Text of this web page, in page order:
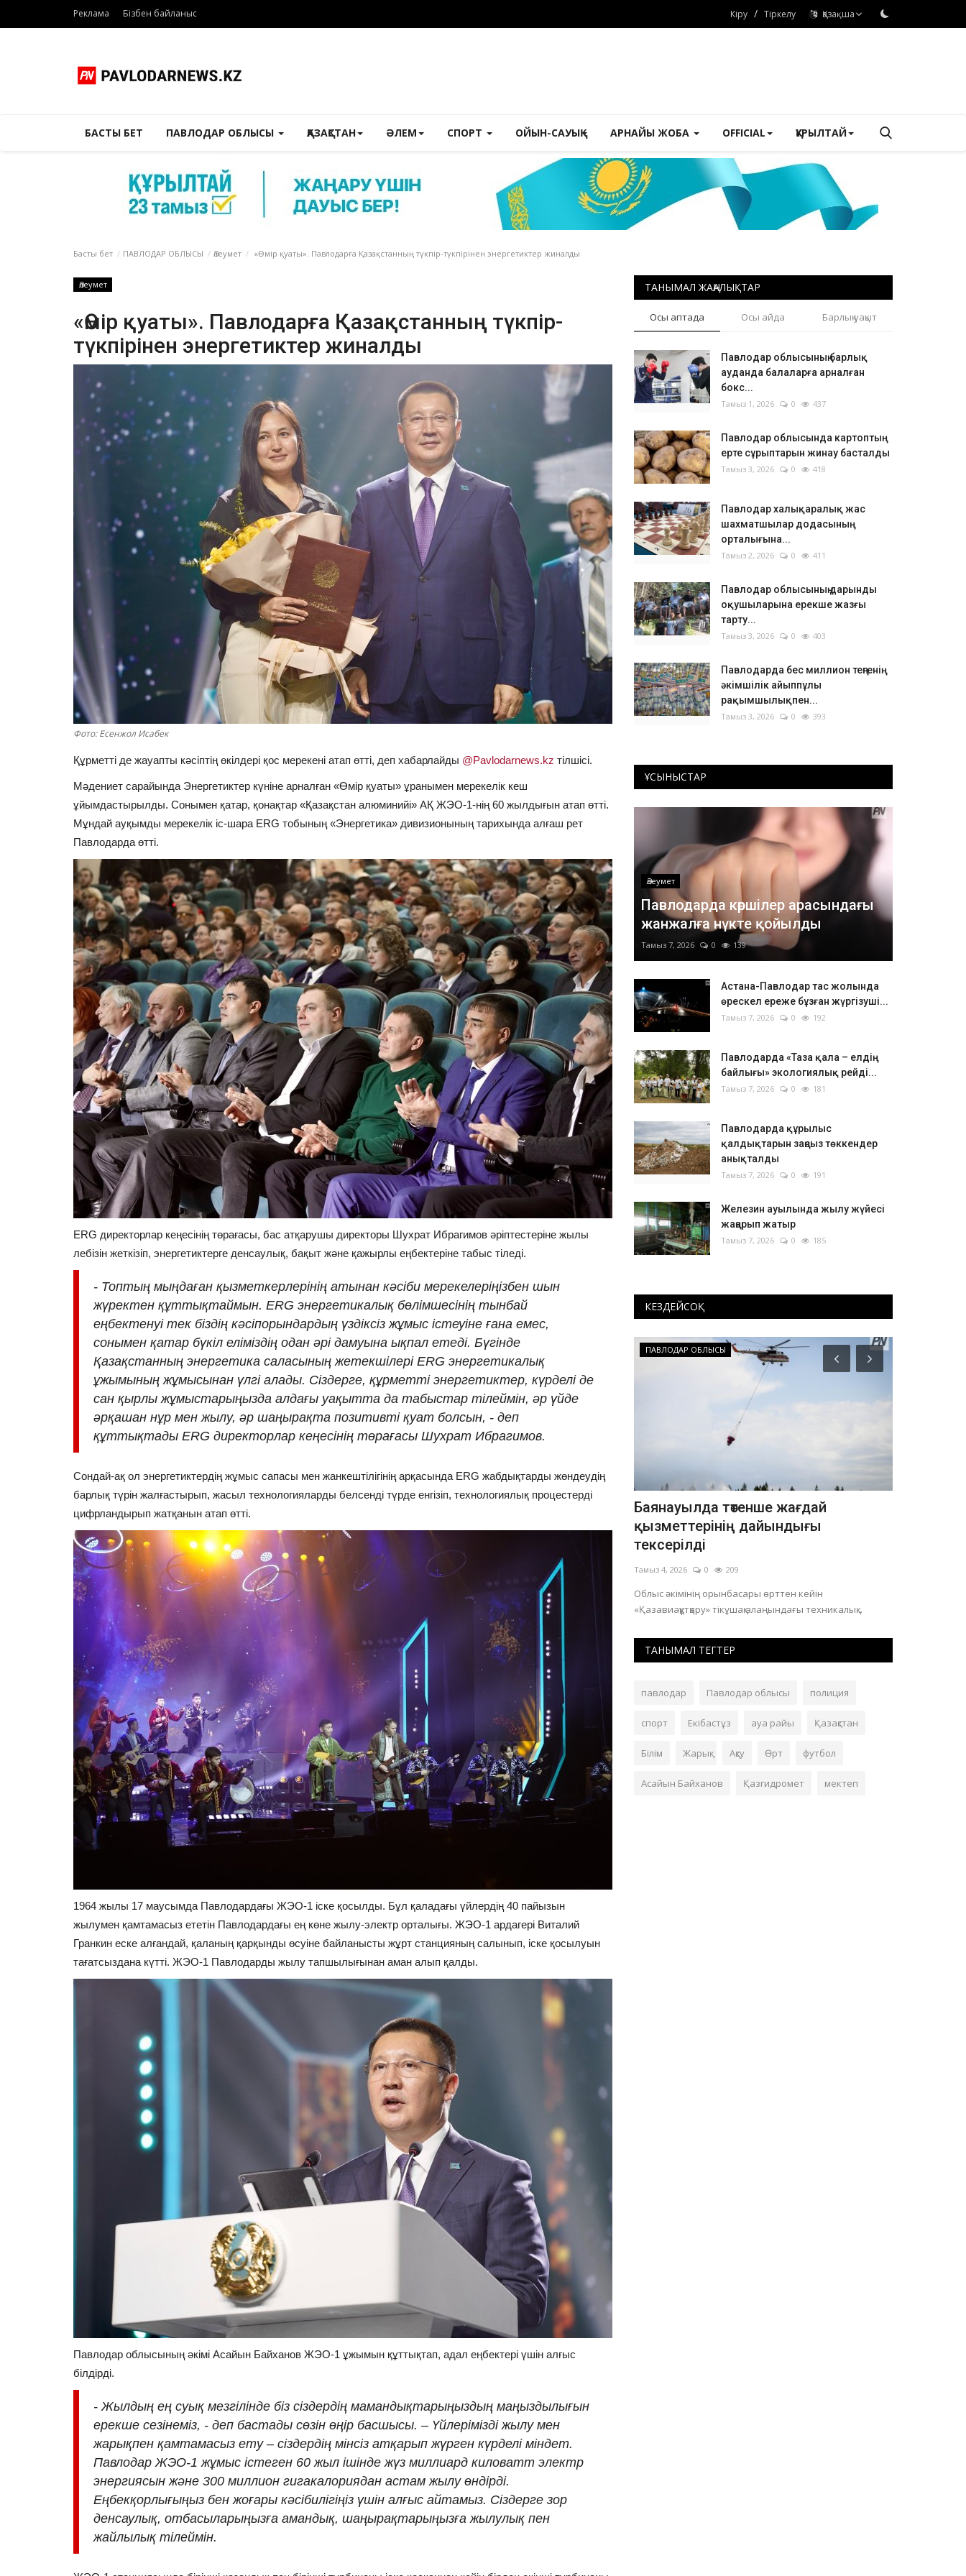
Реклама Бізбен байланыс Кіру / Тіркелу Қазақша
БАСТЫ БЕТ ПАВЛОДАР ОБЛЫСЫ ҚАЗАҚСТАН ӘЛЕМ СПОРТ ОЙЫН-САУЫҚ АРНАЙЫ ЖОБА OFFICIAL ҚҰРЫЛТАЙ
Басты бет ПАВЛОДАР ОБЛЫСЫ Әлеумет «Өмір қуаты». Павлодарға Қазақстанның түкпір-түкпірінен энергетиктер жиналды
Әлеумет
«Өмір қуаты». Павлодарға Қазақстанның түкпір-
түкпірінен энергетиктер жиналды
Фото: Есенжол Исабек
Құрметті де жауапты кәсіптің өкілдері қос мерекені атап өтті, деп хабарлайды @Pavlodarnews.kz тілшісі.
Мәдениет сарайында Энергетиктер күніне арналған «Өмір қуаты» ұранымен мерекелік кеш
ұйымдастырылды. Сонымен қатар, қонақтар «Қазақстан алюминийі» АҚ ЖЭО-1-нің 60 жылдығын атап өтті.
Мұндай ауқымды мерекелік іс-шара ERG тобының «Энергетика» дивизионының тарихында алғаш рет
Павлодарда өтті.
ERG директорлар кеңесінің төрағасы, бас атқарушы директоры Шухрат Ибрагимов әріптестеріне жылы
лебізін жеткізіп, энергетиктерге денсаулық, бақыт және қажырлы еңбектеріне табыс тіледі.
- Топтың мыңдаған қызметкерлерінің атынан кәсіби мерекелеріңізбен шын
жүректен құттықтаймын. ERG энергетикалық бөлімшесінің тынбай
еңбектенуі тек біздің кәсіпорындардың үздіксіз жұмыс істеуіне ғана емес,
сонымен қатар бүкіл еліміздің одан әрі дамуына ықпал етеді. Бүгінде
Қазақстанның энергетика саласының жетекшілері ERG энергетикалық
ұжымының жұмысынан үлгі алады. Сіздерге, құрметті энергетиктер, күрделі де
сан қырлы жұмыстарыңызда алдағы уақытта да табыстар тілеймін, әр үйде
әрқашан нұр мен жылу, әр шаңырақта позитивті қуат болсын, - деп
құттықтады ERG директорлар кеңесінің төрағасы Шухрат Ибрагимов.
Сондай-ақ ол энергетиктердің жұмыс сапасы мен жанкештілігінің арқасында ERG жабдықтарды жөндеудің
барлық түрін жалғастырып, жасыл технологияларды белсенді түрде енгізіп, технологиялық процестерді
цифрландырып жатқанын атап өтті.
1964 жылы 17 маусымда Павлодардағы ЖЭО-1 іске қосылды. Бұл қаладағы үйлердің 40 пайызын
жылумен қамтамасыз ететін Павлодардағы ең көне жылу-электр орталығы. ЖЭО-1 ардагері Виталий
Гранкин еске алғандай, қаланың қарқынды өсуіне байланысты жұрт станцияның салынып, іске қосылуын
тағатсыздана күтті. ЖЭО-1 Павлодарды жылу тапшылығынан аман алып қалды.
Павлодар облысының әкімі Асайын Байханов ЖЭО-1 ұжымын құттықтап, адал еңбектері үшін алғыс
білдірді.
- Жылдың ең суық мезгілінде біз сіздердің мамандықтарыңыздың маңыздылығын
ерекше сезінеміз, - деп бастады сөзін өңір басшысы. – Үйлерімізді жылу мен
жарықпен қамтамасыз ету – сіздердің мінсіз атқарып жүрген күрделі міндет.
Павлодар ЖЭО-1 жұмыс істеген 60 жыл ішінде жүз миллиард киловатт электр
энергиясын және 300 миллион гигакалориядан астам жылу өндірді.
Еңбекқорлығыңыз бен жоғары кәсібилігіңіз үшін алғыс айтамыз. Сіздерге зор
денсаулық, отбасыларыңызға амандық, шаңырақтарыңызға жылулық пен
жайлылық тілеймін.
ТАНЫМАЛ ЖАҢАЛЫҚТАР
Осы аптада Осы айда Барлық уақыт
Павлодар облысының барлық
ауданда балаларға арналған
бокс...
Тамыз 1, 2026 0 437
Павлодар облысында картоптың
ерте сұрыптарын жинау басталды
Тамыз 3, 2026 0 418
Павлодар халықаралық жас
шахматшылар додасының
орталығына...
Тамыз 2, 2026 0 411
Павлодар облысының дарынды
оқушыларына ерекше жазғы
тарту...
Тамыз 3, 2026 0 403
Павлодарда бес миллион теңгенің
әкімшілік айыппұлы
рақымшылықпен...
Тамыз 3, 2026 0 393
ҰСЫНЫСТАР
Әлеумет
Павлодарда көршілер арасындағы
жанжалға нүкте қойылды
Тамыз 7, 2026 0 139
Астана-Павлодар тас жолында
өрескел ереже бұзған жүргізуші...
Тамыз 7, 2026 0 192
Павлодарда «Таза қала – елдің
байлығы» экологиялық рейді...
Тамыз 7, 2026 0 181
Павлодарда құрылыс
қалдықтарын заңсыз төккендер
анықталды
Тамыз 7, 2026 0 191
Железин ауылында жылу жүйесі
жаңарып жатыр
Тамыз 7, 2026 0 185
КЕЗДЕЙСОҚ
Экология
«Eco Force»: Павлодарда
экологиялық патрульдің екінші
рейді...
Шілде 29, 2026 486
«Табиғат жасағы» мүшелері қаланың бірнеше
аумағында санитарлық жағдайды тексерді.
Білім
нарығына кадр даярлауды күшейтті
Тамыз 7, 2026
Түлектердің басым бөлігі дипломы бойынша қызмет
ПАВЛОДАР ОБЛЫСЫ
Баянауылда төтенше жағдай
қызметтерінің дайындығы
тексерілді
Тамыз 4, 2026 0 209
Облыс әкімінің орынбасары өрттен кейін
«Қазавиақұтқару» тікұшақ алаңындағы техникалық...
ТАНЫМАЛ ТЕГТЕР
павлодар Павлодар облысы полиция
спорт Екібастұз ауа райы Қазақстан
Білім Жарық Ақсу Өрт футбол
Асайын Байханов Қазгидромет мектеп